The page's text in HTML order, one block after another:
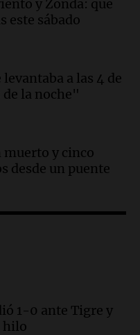
de Pourrain:
para
9.000
servilleta que
y Zonda: qué
este sábado
a las 4 de
de la noche"
muerto y cinco
desde un puente
1-0 ante Tigre y
hilo